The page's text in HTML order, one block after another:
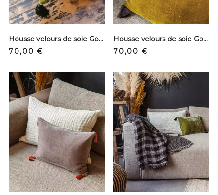
Housse velours de soie Goa - Artichoke
Prix
70,00 €
Housse velours de soie Goa - Antic moss
Prix
70,00 €